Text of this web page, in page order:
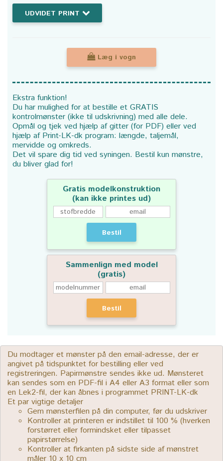
UDVIDET PRINT
Læg i vogn
Ekstra funktion!
Du har mulighed for at bestille et GRATIS
kontrolmønster (ikke til udskrivning) med alle dele.
Opmål og tjek ved hjælp af gitter (for PDF) eller ved
hjælp af Print-LK-dk program: længde, taljemål,
mervidde og omkreds.
Det vil spare dig tid ved syningen. Bestil kun mønstre,
du bliver glad for!
Gratis modelkonstruktion
(kan ikke printes ud)
Bestil
Sammenlign med model
(gratis)
Bestil
Du modtager et mønster på den email-adresse, der er
angivet på tidspunktet for bestilling eller ved
registreringen. Papirmønstre sendes ikke ud. Mønsteret
kan sendes som en PDF-fil i A4 eller A3 format eller som
en Lek2-fil, der kan åbnes i programmet PRINT-LK-dk
Et par vigtige detaljer
Gem mønsterfilen på din computer, før du udskriver
Kontroller at printeren er indstillet til 100 % (hverken
forstørret eller formindsket eller tilpasset
papirstørrelse)
Kontroller at firkanten på sidste side af mønstret
måler 10 x 10 cm